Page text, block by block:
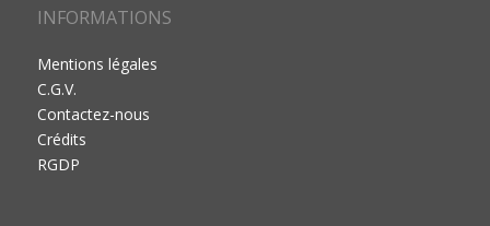
INFORMATIONS
Mentions légales
C.G.V.
Contactez-nous
Crédits
RGDP